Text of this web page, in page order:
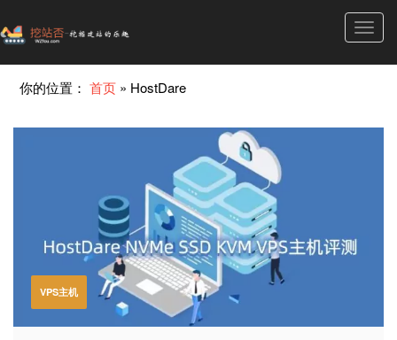
你的位置：首页 » HostDare
VPS主机